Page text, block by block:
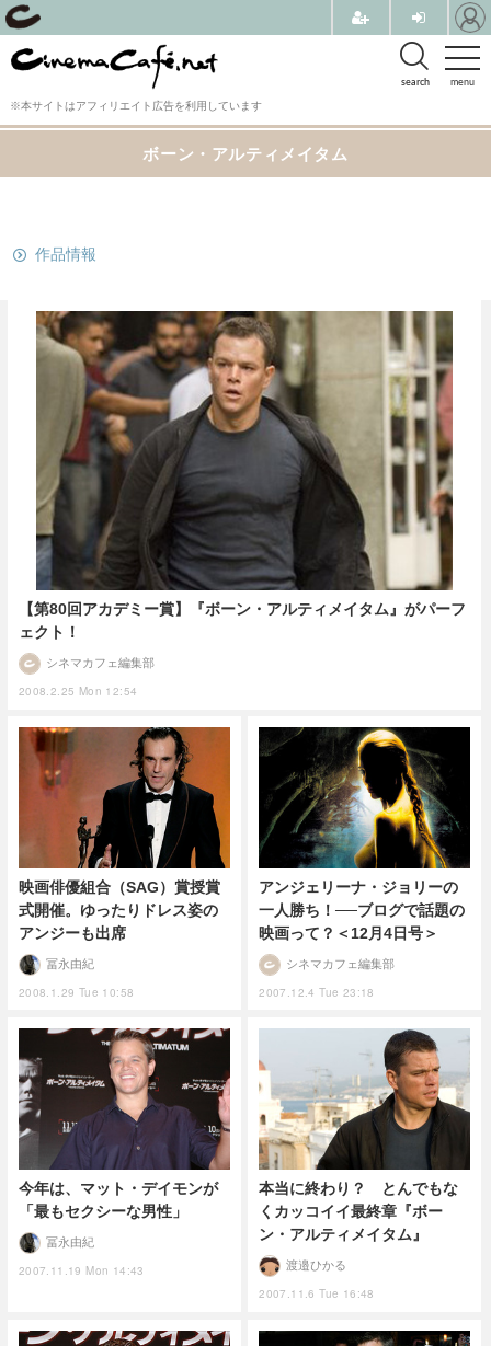
menu
search
※本サイトはアフィリエイト広告を利用しています
ボーン・アルティメイタム
作品情報
【第80回アカデミー賞】『ボーン・アルティメイタム』がパーフ
ェクト！
2008.2.25 Mon 12:54
シネマカフェ編集部
映画俳優組合（SAG）賞授賞
式開催。ゆったりドレス姿の
アンジーも出席
2008.1.29 Tue 10:58
冨永由紀
アンジェリーナ・ジョリーの
一人勝ち！──ブログで話題の
映画って？＜12月4日号＞
2007.12.4 Tue 23:18
シネマカフェ編集部
今年は、マット・デイモンが
「最もセクシーな男性」
2007.11.19 Mon 14:43
冨永由紀
本当に終わり？ とんでもな
くカッコイイ最終章『ボー
ン・アルティメイタム』
2007.11.6 Tue 16:48
渡邉ひかる